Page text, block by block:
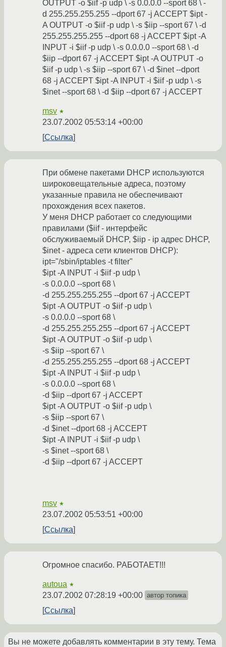
OUTPUT -o $iif -p udp \ -s 0.0.0.0 --sport 68 \ -
d 255.255.255.255 --dport 67 -j ACCEPT $ipt -
A OUTPUT -o $iif -p udp \ -s $iip --sport 67 \ -d
255.255.255.255 --dport 68 -j ACCEPT $ipt -A
INPUT -i $iif -p udp \ -s 0.0.0.0 --sport 68 \ -d
$iip --dport 67 -j ACCEPT $ipt -A OUTPUT -o
$iif -p udp \ -s $iip --sport 67 \ -d $inet --dport
68 -j ACCEPT $ipt -A INPUT -i $iif -p udp \ -s
$inet --sport 68 \ -d $iip --dport 67 -j ACCEPT
msv ★
23.07.2002 05:53:14 +00:00
Ссылка
При обмене пакетами DHCP используются
широковещательные адреса, поэтому
указанные правила не обеспечивают
прохождения всех пакетов.
У меня DHCP работает со следующими
правилами ($iif - интерфейс
обслуживаемый DHCP, $iip - ip адрес DHCP,
$inet - адреса сети клиентов DHCP):
ipt="/sbin/iptables -t filter"
$ipt -A INPUT -i $iif -p udp \
-s 0.0.0.0 --sport 68 \
-d 255.255.255.255 --dport 67 -j ACCEPT
$ipt -A OUTPUT -o $iif -p udp \
-s 0.0.0.0 --sport 68 \
-d 255.255.255.255 --dport 67 -j ACCEPT
$ipt -A OUTPUT -o $iif -p udp \
-s $iip --sport 67 \
-d 255.255.255.255 --dport 68 -j ACCEPT
$ipt -A INPUT -i $iif -p udp \
-s 0.0.0.0 --sport 68 \
-d $iip --dport 67 -j ACCEPT
$ipt -A OUTPUT -o $iif -p udp \
-s $iip --sport 67 \
-d $inet --dport 68 -j ACCEPT
$ipt -A INPUT -i $iif -p udp \
-s $inet --sport 68 \
-d $iip --dport 67 -j ACCEPT
msv ★
23.07.2002 05:53:51 +00:00
Ссылка
Огромное спасибо. РАБОТАЕТ!!!
autoua ★
23.07.2002 07:28:19 +00:00 автор топика
Ссылка
Вы не можете добавлять комментарии в эту тему. Тема